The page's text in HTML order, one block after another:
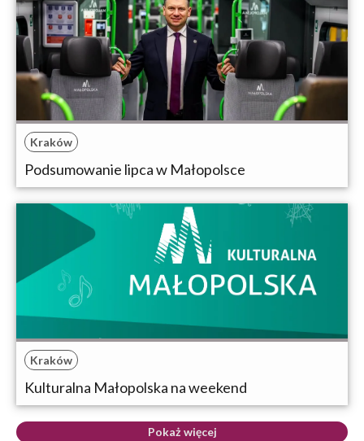
Kraków
Podsumowanie lipca w Małopolsce
Kraków
Kulturalna Małopolska na weekend
Pokaż więcej